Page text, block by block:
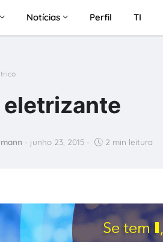
Notícias Perfil TI
eletrizante
- junho 23, 2015 - 2 min leitura